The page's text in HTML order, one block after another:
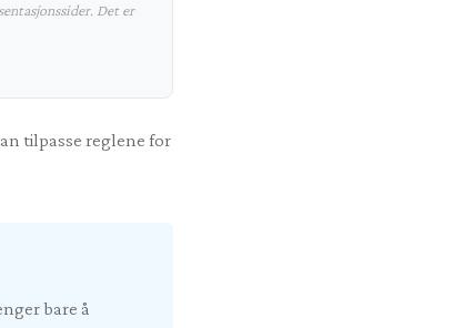
Det er
tilpasse reglene for
bare å